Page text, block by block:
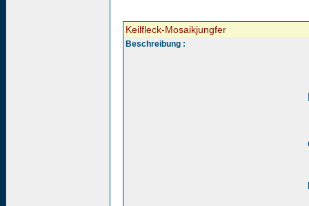
Keilfleck-Mosaikjungfer
Beschreibung :